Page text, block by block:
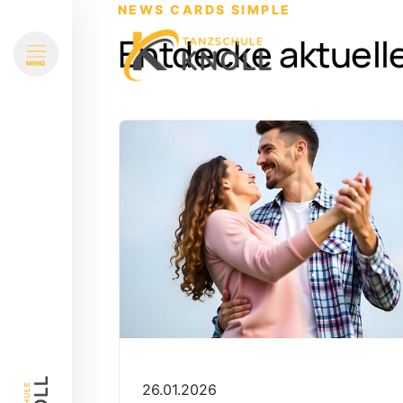
MENÜ
NEWS CARDS SIMPLE
Entdecke
26.01.2026